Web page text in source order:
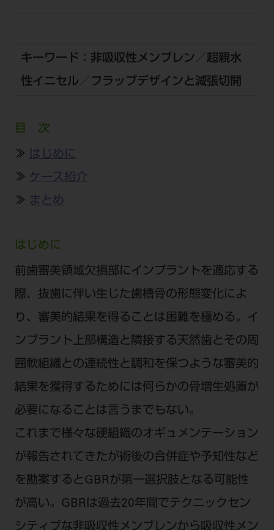
キーワード：非吸収性メンブレン／超親水
性イニセル／フラップデザインと減張切開
目 次
≫
はじめに
≫ ケース紹介
≫ まとめ
はじめに
前歯審美領域欠損部にインプラントを適応する
際、抜歯に伴い生じた歯槽骨の形態変化によ
り、審美的結果を得ることは困難を極める。イ
ンプラント上部構造と隣接する天然歯とその周
囲軟組織との連続性と調和を保つような審美的
結果を獲得するためには何らかの骨増生処置が
必要になることは言うまでもない。
これまで様々な硬組織のオギュメンテーション
が報告されてきたが術後の合併症や予知性など
を勘案するとGBRが第一選択肢となる可能性
が高い。GBRは過去20年間でテクニックセン
シティブな非吸収性メンブレンから吸収性メン
添付文書の電子化
オンラインカタログ InternetDO
BLOG
Q&A
ログイン
pdとは
デンタルマガジン
ビデオライブラリー
DMR（ディーエムアール）
特集
ビバリーくんの歯科イラスト素材集
モリタカレンダー
公式SNS一覧
ビバリーくんLINEスタンプ
愛知
京都
広島
福岡
MDSC
MDSCについて
Digital Seminar
メール
IP電話・ひかり電話は繋がらない場合がありま
す。
受付時間 月～金 9:00～17:00 （祝日・夏季休
歯科医療従事者専用窓口となります。
ディーラー様におかれましては、モリタ各担当営
業所へお問い合わせ願います。